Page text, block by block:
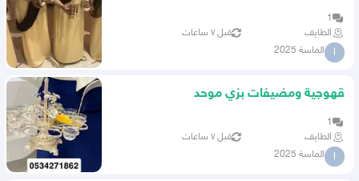
1
الطايف
قبل ٧ ساعات
ا الماسة 2025
قهوجية ومضيفات بزي موحد
1
الطايف
قبل ٧ ساعات
ا الماسة 2025